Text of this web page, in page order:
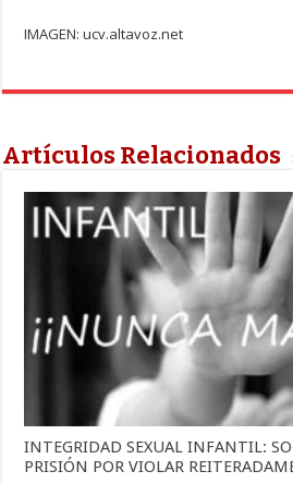
IMAGEN: ucv.altavoz.net
Artículos Relacionados
INTEGRIDAD SEXUAL INFANTIL:
PRISIÓN POR VIOLAR